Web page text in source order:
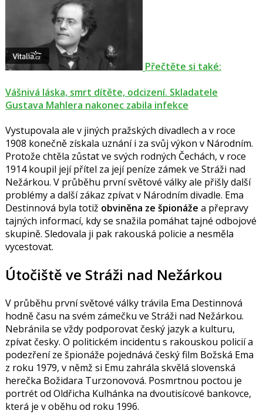
Přečtěte si také:
Vášnivá láska, smrt dítěte, odcizení. Skladatele
Gustava Mahlera nakonec zabila infekce
Vystupovala ale v jiných pražských divadlech a v roce
1908 konečně získala uznání i za svůj výkon v Národním.
Protože chtěla zůstat ve svých rodných Čechách, v roce
1914 koupil její přítel za její peníze zámek ve Stráži nad
Nežárkou. V průběhu první světové války ale přišly další
problémy a další zákaz zpívat v Národním divadle. Ema
Destinnová byla totiž obviněna ze špionáže a přepravy
tajných informací, kdy se snažila pomáhat tajné odbojové
skupině. Sledovala ji pak rakouská policie a nesměla
vycestovat.
Útočiště ve Stráži nad Nežárkou
V průběhu první světové války trávila Ema Destinnová
hodně času na svém zámečku ve Stráži nad Nežárkou.
Nebránila se vždy podporovat český jazyk a kulturu,
zpívat česky. O politickém incidentu s rakouskou policií a
podezření ze špionáže pojednává český film Božská Ema
z roku 1979, v němž si Emu zahrála skvělá slovenská
herečka Božidara Turzonovová. Posmrtnou poctou je
portrét od Oldřicha Kulhánka na dvoutisícové bankovce,
která je v oběhu od roku 1996.